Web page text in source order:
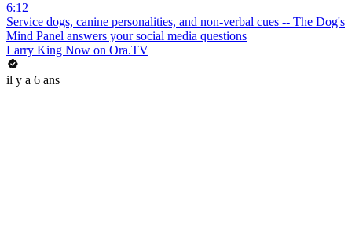
6:12
Service dogs, canine personalities, and non-verbal cues -- The Dog's
Mind Panel answers your social media questions
Larry King Now on Ora.TV
il y a 6 ans